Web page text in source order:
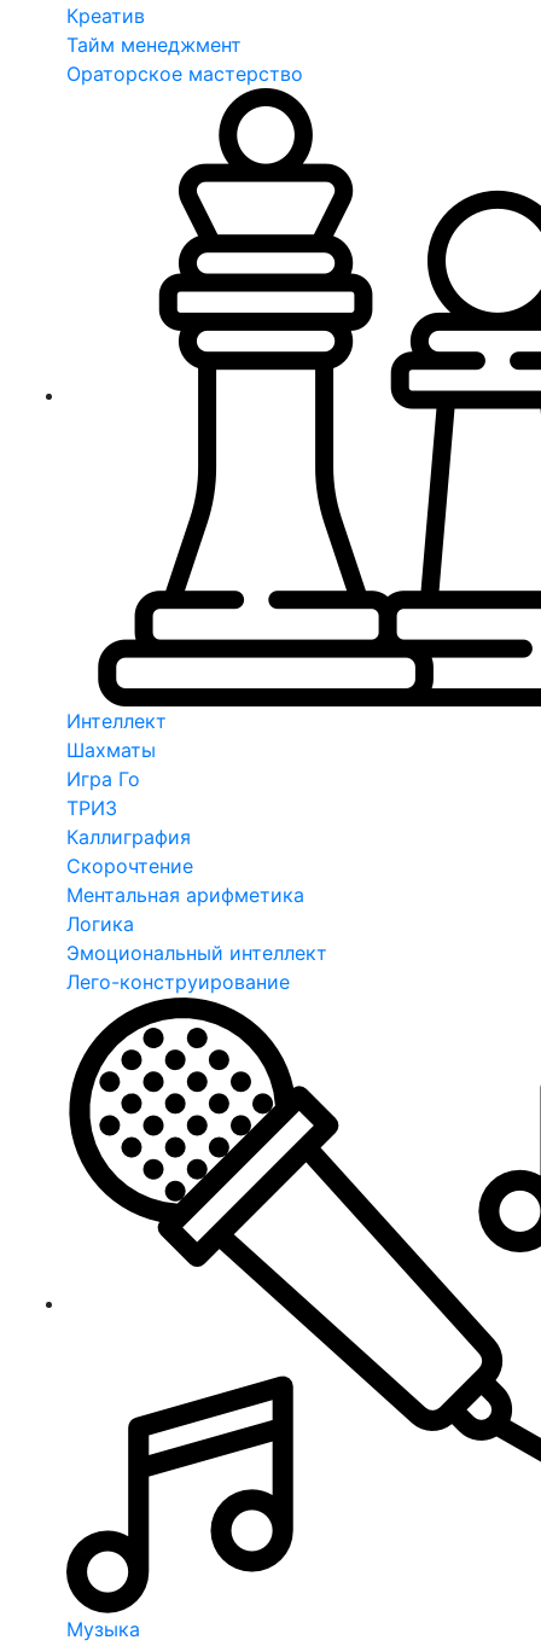
Креатив
Тайм менеджмент
Ораторское мастерство
Интеллект
Шахматы
Игра Го
ТРИЗ
Каллиграфия
Скорочтение
Ментальная арифметика
Логика
Эмоциональный интеллект
Лего-конструирование
Музыка